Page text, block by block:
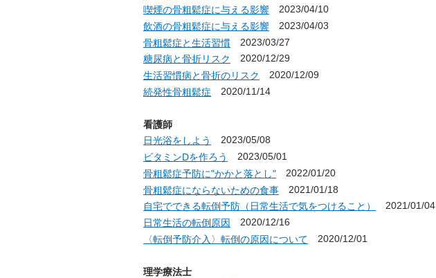
喫煙の骨粗鬆症に与える影響 2023/04/10
飲酒の骨粗鬆症に与える影響 2023/04/03
骨粗鬆症と生活習慣 2023/03/27
糖尿病と骨折リスク
2020/12/29
生活習慣病と骨折のリスク
2020/12/09
続発性骨粗鬆症 2020/11/14
看護師
日光浴をしよう
2023/05/08
ビタミンDを作ろう
2023/05/01
骨粗鬆症予防に"かかと落とし" 2022/01/20
骨粗鬆症にならないための食事 2021/01/18
自宅でできる転倒予防（日常生活で気をつけること）
2021/01/04
日常生活の転倒原因
2020/12/16
〈転倒予防介入〉転倒の原因について 2020/12/01
理学療法士